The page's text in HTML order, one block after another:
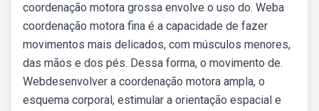
coordenação motora grossa envolve o uso do. Weba
coordenação motora fina é a capacidade de fazer
movimentos mais delicados, com músculos menores,
das mãos e dos pés. Dessa forma, o movimento de.
Webdesenvolver a coordenação motora ampla, o
esquema corporal, estimular a orientação espacial e